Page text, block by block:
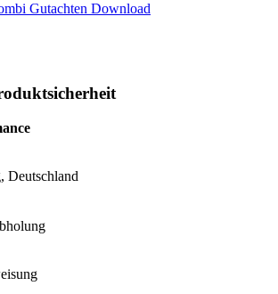
Gutachten Download
Deutschland